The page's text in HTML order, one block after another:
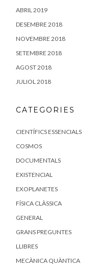
ABRIL 2019
DESEMBRE 2018
NOVEMBRE 2018
SETEMBRE 2018
AGOST 2018
JULIOL 2018
CATEGORIES
CIENTÍFICS ESSENCIALS
COSMOS
DOCUMENTALS
EXISTENCIAL
EXOPLANETES
FÍSICA CLÀSSICA
GENERAL
GRANS PREGUNTES
LLIBRES
MECÀNICA QUÀNTICA